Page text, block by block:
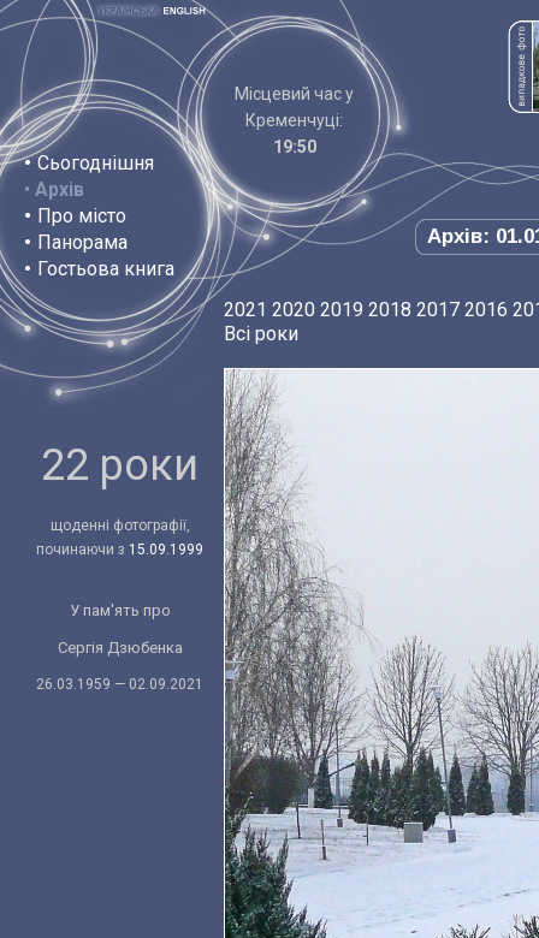
• Сьогоднішня
• Архів
• Про місто
• Панорама
• Гостьова книга
Місцевий час у
Кременчуці:
19:50
Архів:
22 роки
щоденні фотографії,
починаючи з 15.09.1999
У пам'ять про
Сергія Дзюбенка
26.03.1959 — 02.09.2021
2021 2020 2019 2018 2017 2016
Всі роки